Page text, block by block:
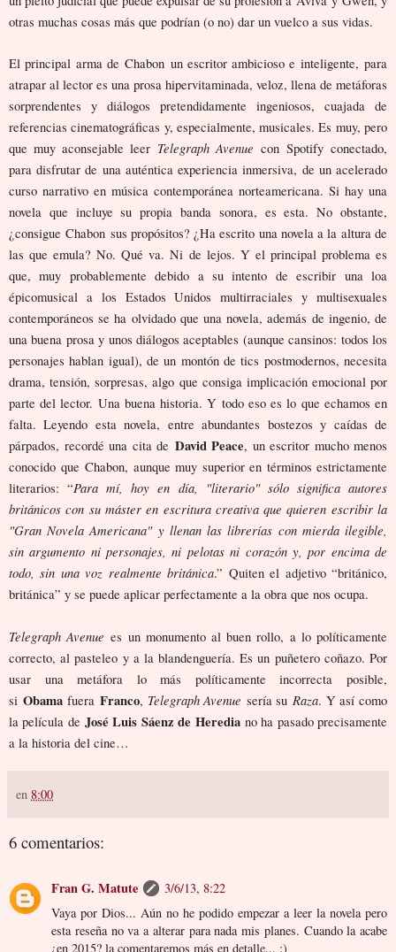
otras muchas cosas más que podrían (o no) dar un vuelco a sus vidas.
El principal arma de Chabon un escritor ambicioso e inteligente, para
atrapar al lector es una prosa hipervitaminada, veloz, llena de metáforas
sorprendentes y diálogos pretendidamente ingeniosos, cuajada de
referencias cinematográficas y, especialmente, musicales. Es muy, pero
que muy aconsejable leer Telegraph Avenue con Spotify conectado,
para disfrutar de una auténtica experiencia inmersiva, de un acelerado
curso narrativo en música contemporánea norteamericana. Si hay una
novela que incluye su propia banda sonora, es esta. No obstante,
¿consigue Chabon sus propósitos? ¿Ha escrito una novela a la altura de
las que emula? No. Qué va. Ni de lejos. Y el principal problema es
que, muy probablemente debido a su intento de escribir una loa
épicomusical a los Estados Unidos multirraciales y multisexuales
contemporáneos se ha olvidado que una novela, además de ingenio, de
una buena prosa y unos diálogos aceptables (aunque cansinos: todos los
personajes hablan igual), de un montón de tics postmodernos, necesita
drama, tensión, sorpresas, algo que consiga implicación emocional por
parte del lector. Una buena historia. Y todo eso es lo que echamos en
falta. Leyendo esta novela, entre abundantes bostezos y caídas de
párpados, recordé una cita de David Peace, un escritor mucho menos
conocido que Chabon, aunque muy superior en términos estrictamente
literarios: “Para mí, hoy en día, "literario" sólo significa autores
británicos con su máster en escritura creativa que quieren escribir la
"Gran Novela Americana" y llenan las librerías con mierda ilegible,
sin argumento ni personajes, ni pelotas ni corazón y, por encima de
todo, sin una voz realmente británica.” Quiten el adjetivo “británico,
británica” y se puede aplicar perfectamente a la obra que nos ocupa.
Telegraph Avenue es un monumento al buen rollo, a lo políticamente
correcto, al pasteleo y a la blandenguería. Es un puñetero coñazo. Por
usar una metáfora lo más políticamente incorrecta posible,
si Obamafuera Franco, Telegraph Avenue sería su Raza. Y así como
la película de José Luis Sáenz de Herediano ha pasado precisamente
a la historia del cine…
en 8:00
6 comentarios:
Fran G. Matute
3/6/13, 8:22
Vaya por Dios... Aún no he podido empezar a leer la novela pero
esta reseña no va a alterar para nada mis planes. Cuando la acabe
¿en 2015? la comentaremos más en detalle... ;)